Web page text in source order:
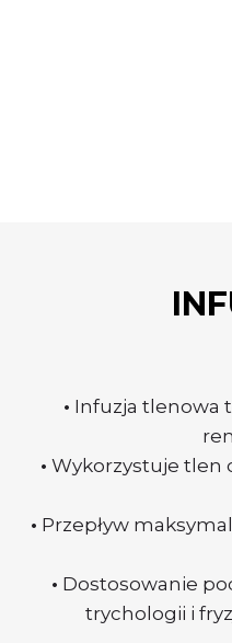
• Infuzja tlenowa
• Wykorzystuje tlen
• Przepływ
• Dostosowanie
trychologii i